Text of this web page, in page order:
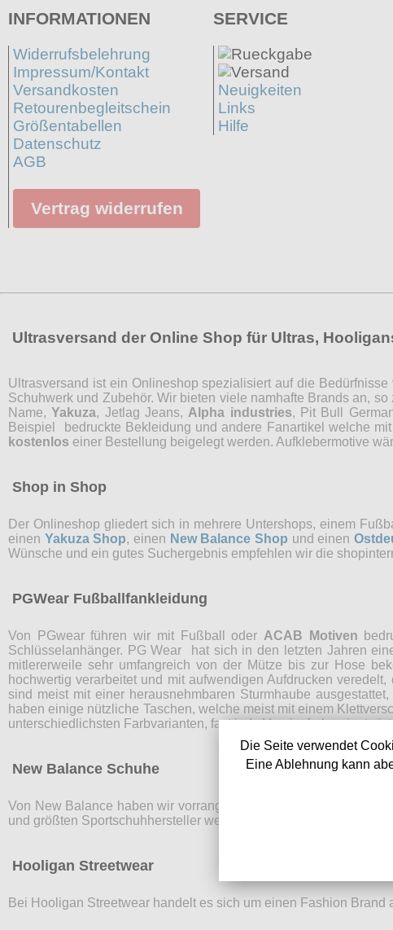
INFORMATIONEN
Widerrufsbelehrung
Impressum/Kontakt
Versandkosten
Retourenbegleitschein
Größentabellen
Datenschutz
AGB
Vertrag widerrufen
SERVICE
Neuigkeiten
Links
Hilfe
Ultrasversand der Online Shop für Ultras,
Ultrasversand ist ein Onlineshop spezialisiert auf die
Schuhwerk und Zubehör. Wir bieten viele namhafte Brands an, so
Name,Yakuza, Jetlag Jeans, Alpha industries, Pit Bull
Beispiel bedruckte Bekleidung und andere Fanartikel welche
kostenlos einer Bestellung beigelegt werden. Aufklebermotive
Shop in Shop
Der Onlineshop gliedert sich in mehrere Untershops, einem
einen Yakuza Shop, einen New Balance Shop und einen
Wünsche und ein gutes Suchergebnis empfehlen wir die
PGWear Fußballfankleidung
Von PGwear führen wir mit Fußball oder ACAB Motiven
Schlüsselanhänger. PG Wear hat sich in den letzten Jahren
mitlererweile sehr umfangreich von der Mütze bis zur Hose
hochwertig verarbeitet und mit aufwendigen Aufdrucken
sind meist mit einer herausnehmbaren Sturmhaube
haben einige nützliche Taschen, welche meist mit einem
unterschiedlichsten Farbvarianten, fast jede Vereinsfarbvariante
New Balance Schuhe
Von New Balance haben wir vorrangig Laufschuhe für Damen
und größten Sportschuhhersteller weltweit.
Hooligan Streetwear
Bei Hooligan Streetwear handelt es sich um einen Fashion
Die Seite verwendet
Eine Ablehnung kann